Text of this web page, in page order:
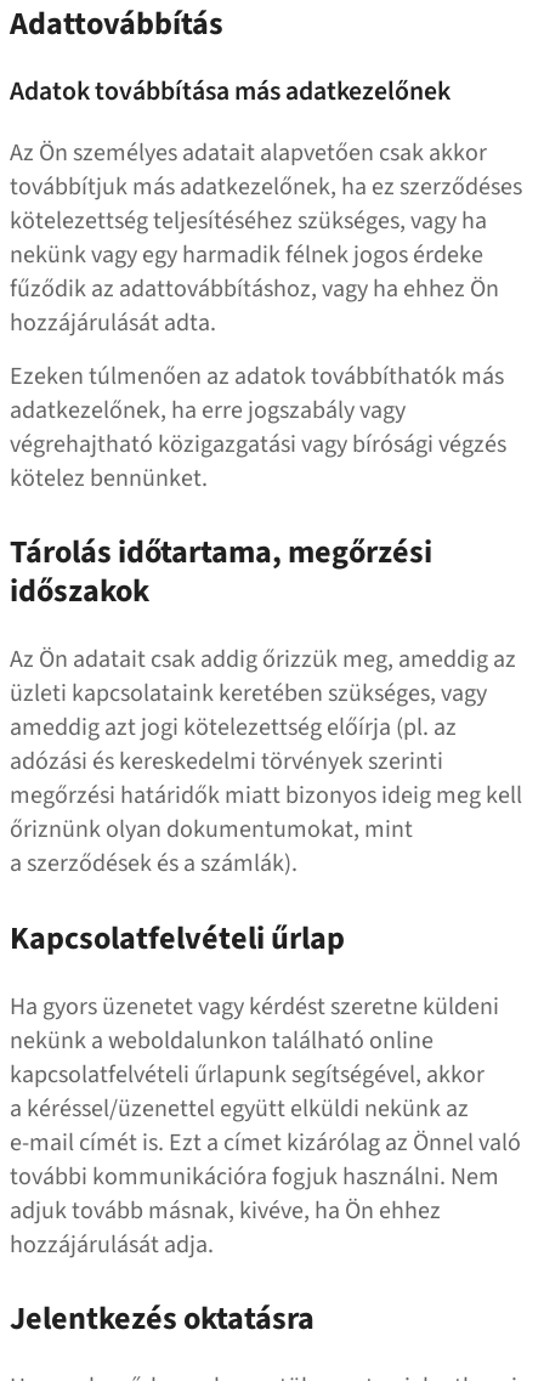
Adattovábbítás
Adatok továbbítása más adatkezelőnek
Az Ön személyes adatait alapvetően csak akkor
továbbítjuk más adatkezelőnek, ha ez szerződéses
kötelezettség teljesítéséhez szükséges, vagy ha
nekünk vagy egy harmadik félnek jogos érdeke
fűződik az adattovábbításhoz, vagy ha ehhez Ön
hozzájárulását adta.
Ezeken túlmenően az adatok továbbíthatók más
adatkezelőnek, ha erre jogszabály vagy
végrehajtható közigazgatási vagy bírósági végzés
kötelez bennünket.
Tárolás időtartama, megőrzési
időszakok
Az Ön adatait csak addig őrizzük meg, ameddig az
üzleti kapcsolataink keretében szükséges, vagy
ameddig azt jogi kötelezettség előírja (pl. az
adózási és kereskedelmi törvények szerinti
megőrzési határidők miatt bizonyos ideig meg kell
őriznünk olyan dokumentumokat, mint
a szerződések és a számlák).
Kapcsolatfelvételi űrlap
Ha gyors üzenetet vagy kérdést szeretne küldeni
nekünk a weboldalunkon található online
kapcsolatfelvételi űrlapunk segítségével, akkor
a kéréssel/​​​​üzenettel együtt elküldi nekünk az
e‑mail címét is. Ezt a címet kizárólag az Önnel való
további kommunikációra fogjuk használni. Nem
adjuk tovább másnak, kivéve, ha Ön ehhez
hozzájárulását adja.
Jelentkezés oktatásra